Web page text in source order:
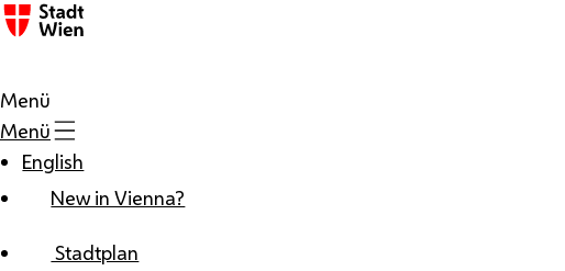
Zum Inhalt
Menü
Menü
English
New in Vienna?
Stadtplan